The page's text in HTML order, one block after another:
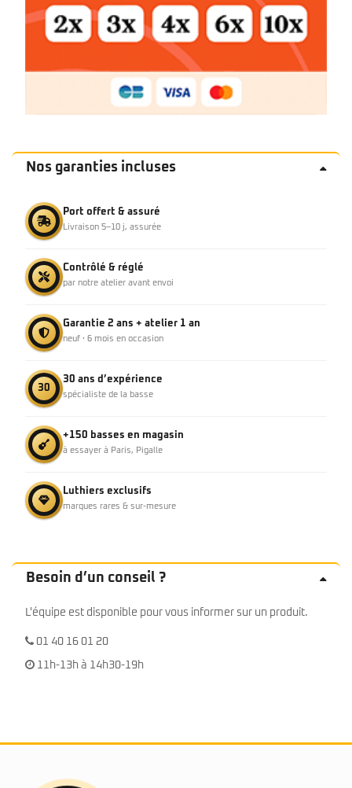
Nos garanties incluses
Port offert & assuré
Livraison 5–10 j, assurée
Contrôlé & réglé
par notre atelier avant envoi
Garantie 2 ans + atelier 1 an
neuf · 6 mois en occasion
30
30 ans d’expérience
spécialiste de la basse
+150 basses en magasin
à essayer à Paris, Pigalle
Luthiers exclusifs
marques rares & sur-mesure
Besoin d’un conseil ?
L'équipe est disponible pour vous informer sur un produit.
01 40 16 01 20
11h-13h à 14h30-19h